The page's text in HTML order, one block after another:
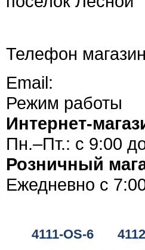
Телефон
Email:
Режим работы
Интернет-
Пн.–Пт.: с 9:00
Розничный
Ежедневно с
4111-OS-6